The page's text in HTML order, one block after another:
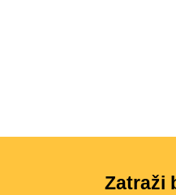
Zatraži